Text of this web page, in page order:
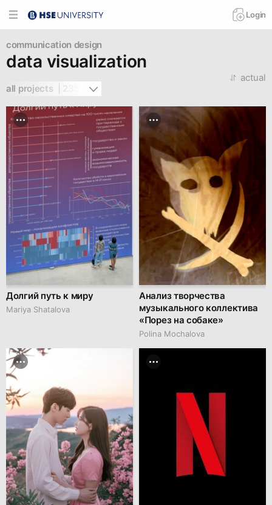
Login
communication design
data visualization
all projects  | 2351
actual
Долгий путь к миру
Mariya Shatalova
Анализ творчества
музыкального коллектива
«Порез на собаке»
Polina Mochalova